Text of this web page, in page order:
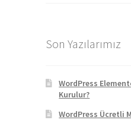
Son Yazılarımız
WordPress
Kurulur?
WordPress Ücretli